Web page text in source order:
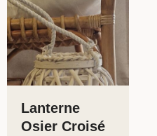
Lanterne
Osier Croisé